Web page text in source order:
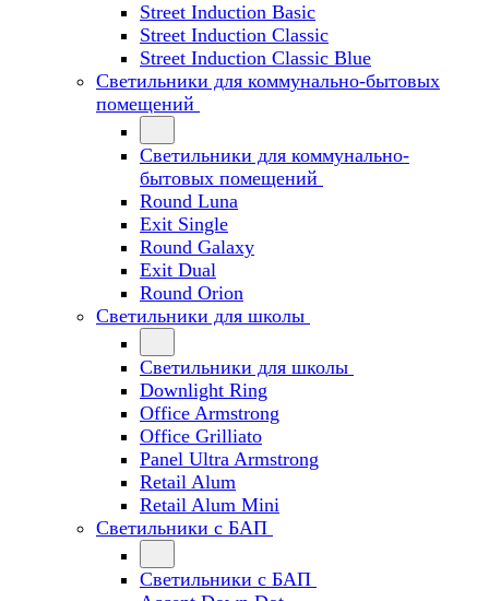
Street Induction Basic
Street Induction Classic
Street Induction Classic Blue
Светильники для коммунально-бытовых
помещений
Светильники для коммунально-
бытовых помещений
Round Luna
Exit Single
Round Galaxy
Exit Dual
Round Orion
Светильники для школы
Светильники для школы
Downlight Ring
Office Armstrong
Office Grilliato
Panel Ultra Armstrong
Retail Alum
Retail Alum Mini
Светильники с БАП
Светильники с БАП